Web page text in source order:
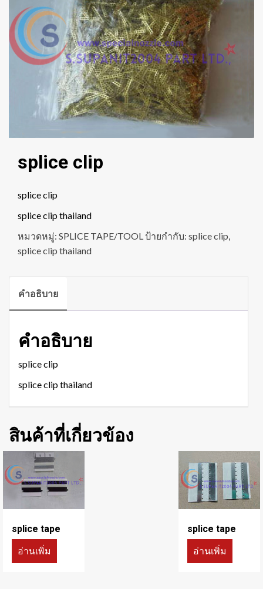
splice clip
splice clip
splice clip thailand
หมวดหมู่: SPLICE TAPE/TOOL ป้ายกำกับ: splice clip
splice clip thailand
คำอธิบาย
คำอธิบาย
splice clip
splice clip thailand
สินค้าที่เกี่ยวข้อง
splice tape
อ่านเพิ่ม
splice tape
อ่านเพิ่ม